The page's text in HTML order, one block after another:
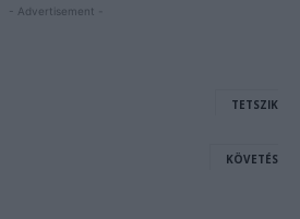
- Advertisement -
TETSZIK
KÖVETÉS